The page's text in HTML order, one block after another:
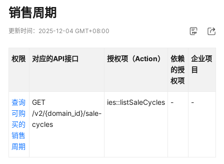
最
新
动
产
快
速
入
门
销售周期
更新时间： 2025-12-04 GMT+08:00
权限 对应的API接口 授权项（Action）
依赖
的授
权项
企业项
目
查询
可购
买的
销售
周期
GET
/v2/{domain_id}/sale-
cycles
ies::listSaleCycles - -